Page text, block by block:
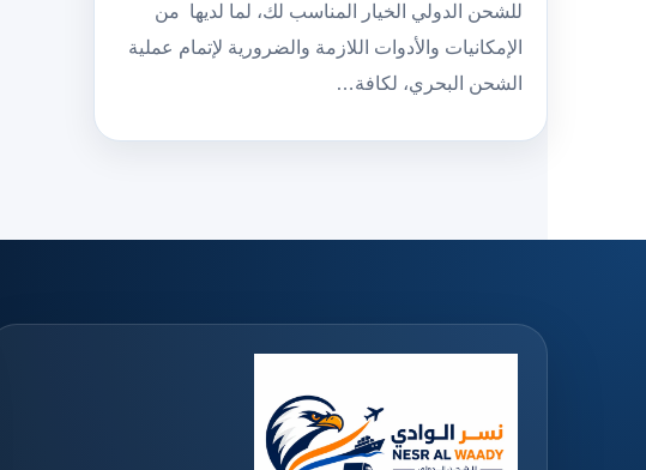
للشحن الدولي الخيار المناسب لك، لما لديها من
الإمكانيات والأدوات اللازمة والضرورية لإتمام عملية
الشحن البحري، لكافة…